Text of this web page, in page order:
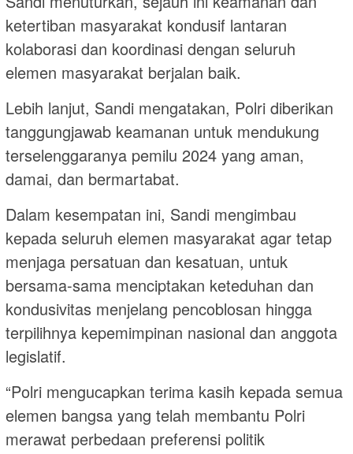
ketertiban masyarakat kondusif lantaran
kolaborasi dan koordinasi dengan seluruh
elemen masyarakat berjalan baik.
Lebih lanjut, Sandi mengatakan, Polri diberikan
tanggungjawab keamanan untuk mendukung
terselenggaranya pemilu 2024 yang aman,
damai, dan bermartabat.
Dalam kesempatan ini, Sandi mengimbau
kepada seluruh elemen masyarakat agar tetap
menjaga persatuan dan kesatuan, untuk
bersama-sama menciptakan keteduhan dan
kondusivitas menjelang pencoblosan hingga
terpilihnya kepemimpinan nasional dan anggota
legislatif.
“Polri mengucapkan terima kasih kepada semua
elemen bangsa yang telah membantu Polri
merawat perbedaan preferensi politik